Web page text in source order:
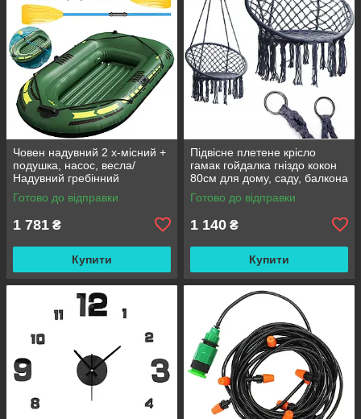
Човен надувний 2 х-місний +
подушка, насос, весла/
Надувний гребінний
двомісний гумовий човен
180/98см
Готово до відправки
1 781 ₴
Купити
Підвісне плетене крісло
гамак гойдалка гніздо кокон
80см для дому, саду, балкона
та тераси
Готово до відправки
1 140 ₴
Купити